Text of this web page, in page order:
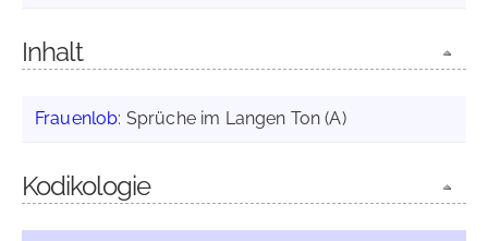
Inhalt
Frauenlob: Sprüche im Langen Ton (A)
Kodikologie